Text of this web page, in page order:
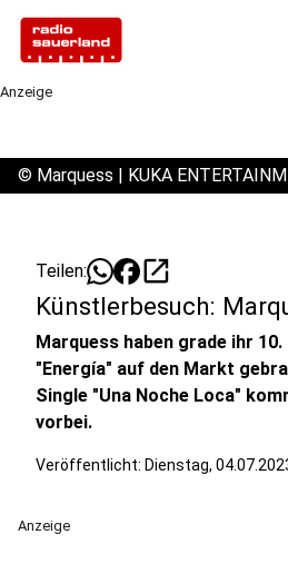
Anzeige
© Marquess | KUKA
Teilen: open_in_new
Künstlerbesuch:
Marquess haben grade ihr
"Energía" auf den Markt
Single "Una Noche Loca"
vorbei.
Veröffentlicht: Dienstag,
Anzeige